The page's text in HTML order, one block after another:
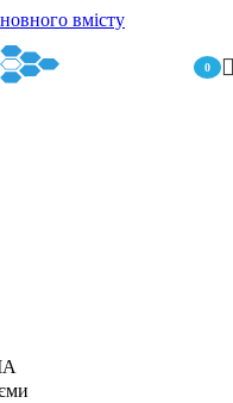
вмісту
0